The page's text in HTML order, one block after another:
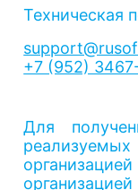
Техническая
+7 (952)
Для